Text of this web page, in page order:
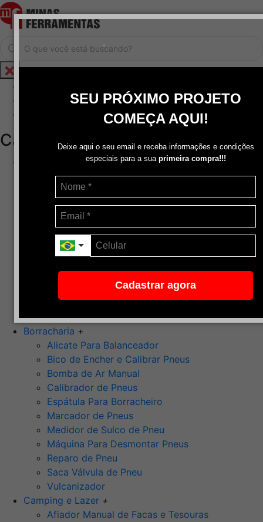
.
SEU PRÓXIMO PROJETO
COMEÇA AQUI!
Deixe aqui o seu email e receba informações e condições
especiais para a sua primeira compra!!!
Cadastrar agora
Cadastrar / Logar
Central de Atendimento
Categorias
Disco de Corte
Disco de Corte e Desbaste-Dupla Aplicação
Disco de Desbaste
Escovas de Aço
Escovas de Latão
Lixas
Pasta Para Assentar Válvula
Pedra de Afiar
Ponta Montada (Oxido de Alumínio)
Rebolos
Borracharia +
Alicate Para Balanceador
Bico de Encher e Calibrar Pneus
Bomba de Ar Manual
Calibrador de Pneus
Espátula Para Borracheiro
Marcador de Pneus
Medidor de Sulco de Pneu
Máquina Para Desmontar Pneus
Reparo de Pneu
Saca Válvula de Pneu
Vulcanizador
Camping e Lazer +
Afiador Manual de Facas e Tesouras